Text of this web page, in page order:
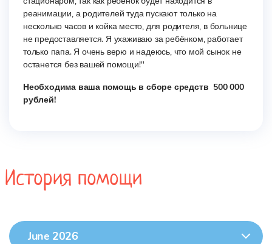
реанимации, а родителей туда пускают только на
несколько часов и койка место, для родителя, в больнице
не предоставляется. Я ухаживаю за ребёнком, работает
только папа. Я очень верю и надеюсь, что мой сынок не
останется без вашей помощи!"
Необходима ваша помощь в сборе средств 500 000
рублей!
История помощи
June 2026